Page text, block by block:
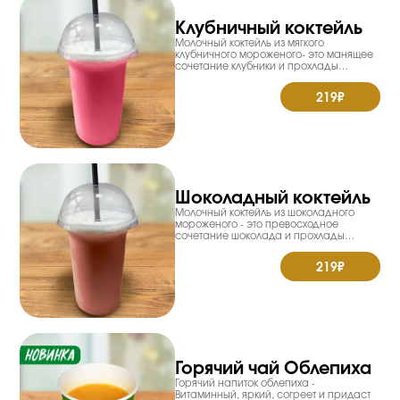
Клубничный коктейль
Молочный коктейль из мягкого
клубничного мороженого- это манящее
сочетание клубники и прохлады
ценность на 100гр: Энерг.ценн.109,8
Ккал. Жиры 3,9гр. Белки 4,1гр. Углеводы
14,5гр.
219₽
Шоколадный коктейль
Молочный коктейль из шоколадного
мороженого - это превосходное
сочетание шоколада и прохлады
ценность на 100гр: Энерг.ценн.106,5
Ккал. Жиры 4,3гр. Белки 3,8гр. Углеводы
13,0гр.
219₽
Горячий чай Облепиха
Горячий напиток облепиха -
Витаминный, яркий, согреет и придаст